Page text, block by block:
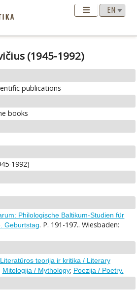
(1945-1992)
publications
books
1992)
Philologische Baltikum-Studien für
Geburtstag. P. 191-197.. Wiesbaden:
Literatūros teorija ir kritika / Literary
Mitologija / Mythology; Poezija / Poetry.